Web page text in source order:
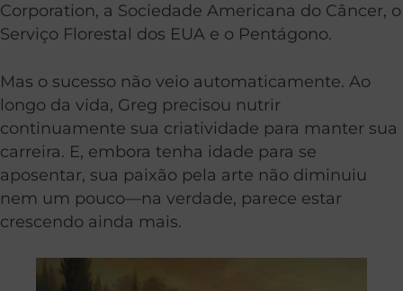
Corporation, a Sociedade Americana do Câncer, o
Serviço Florestal dos EUA e o Pentágono.
Mas o sucesso não veio automaticamente. Ao
longo da vida, Greg precisou nutrir
continuamente sua criatividade para manter sua
carreira. E, embora tenha idade para se
aposentar, sua paixão pela arte não diminuiu
nem um pouco—na verdade, parece estar
crescendo ainda mais.